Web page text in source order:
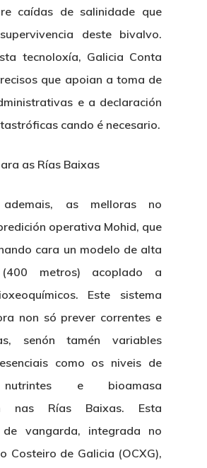
caídas de salinidade que
deste bivalvo.
tecnoloxía, Galicia Conta
que apoian a toma de
e a declaración
cando é necesario.
as Rías Baixas
ademais, as melloras no
operativa Mohid, que
cara un modelo de alta
(400 metros) acoplado a
Este sistema
non só prever correntes e
senón tamén variables
como os niveis de
nutrintes e bioamasa
nas Rías Baixas. Esta
de vangarda, integrada no
Costeiro de Galicia (OCXG),
Patronato
Identidad Corporativa
Logo CETMAR
Eventos
Publicaciones
Memoria
Centro De
Contratación
Empleo
Licitaciones
Gobierno